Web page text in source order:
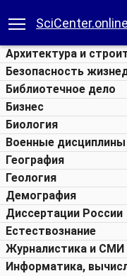
SciCenter.online
Архитектура и
Безопасность
Библиотечное дело
Бизнес
Биология
Военные дисциплины
География
Геология
Демография
Диссертации России
Естествознание
Журналистика и СМИ
Информатика,